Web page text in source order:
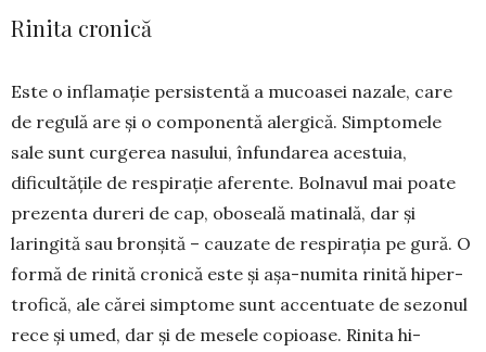
Rinita cronică
Este o inflamație persistentă a mucoasei nazale, care
de regulă are și o componentă alergică. Simp­to­mele
sale sunt curgerea nasului, înfundarea aces­tuia,
dificultățile de respirație afe­­rente. Bolnavul mai poate
pre­zenta dureri de cap, oboseală mati­nală, dar și
laringită sau bronșită – cauzate de res­pirația pe gură. O
formă de rinită cronică este și așa-nu­mita rinită hiper­
trofică, ale cărei simptome sunt accentuate de sezonul
rece și umed, dar și de mesele co­pioase. Rinita hi­